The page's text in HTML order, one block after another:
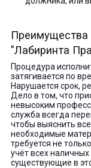
"Лабиринта
Процедура
затягивается по
Нарушается срок,
Дело в том, что
невысоким
служба всегда
чтобы выяснить
необходимые
требуется не
учёт всех
существующие в